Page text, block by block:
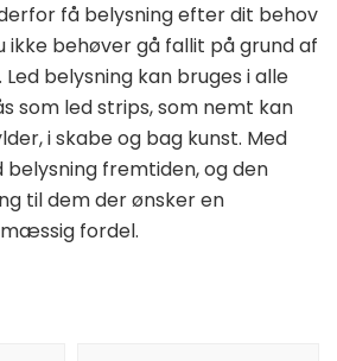
få belysning efter dit behov
ikke behøver gå fallit på grund af
belysning kan bruges i alle
som led strips, som nemt kan
i skabe og bag kunst. Med
belysning fremtiden, og den
til dem der ønsker en
fordel.